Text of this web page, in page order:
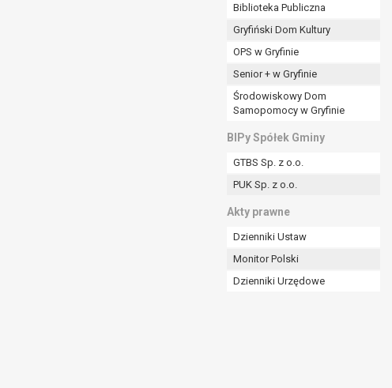
Biblioteka Publiczna
Gryfiński Dom Kultury
OPS w Gryfinie
Senior + w Gryfinie
Środowiskowy Dom
Samopomocy w Gryfinie
BIPy Spółek Gminy
GTBS Sp. z o.o.
PUK Sp. z o.o.
Akty prawne
Dzienniki Ustaw
Monitor Polski
Dzienniki Urzędowe
administratora lub przez stronę trzecią.
przetwarzać tych danych osobowych, chyba że wykaże
osoby, której dane dotyczą, lub podstaw do
(art. 6 ust. 1 lit a RODO), przysługuje Pani/Panu
na podstawie zgody przed jej cofnięciem.
danych osobowych przez administratora.
ustawowym lub umownym.